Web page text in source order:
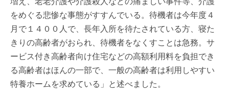
をめぐる悲惨な事態がすすんでいる。待機者は今年度４
月で１４００人で、長年入所を待たされている方、寝た
きりの高齢者がおられ、待機者をなくすことは急務。サ
ービス付き高齢者向け住宅などの高額利用料を負担でき
る高齢者はほんの一部で、一般の高齢者は利用しやすい
特養ホームを求めている」と述べました。